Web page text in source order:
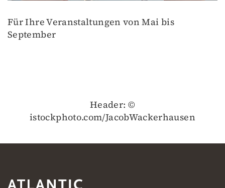
Für Ihre Veranstaltungen von Mai bis
September
Header: ©
istockphoto.com/JacobWackerhausen